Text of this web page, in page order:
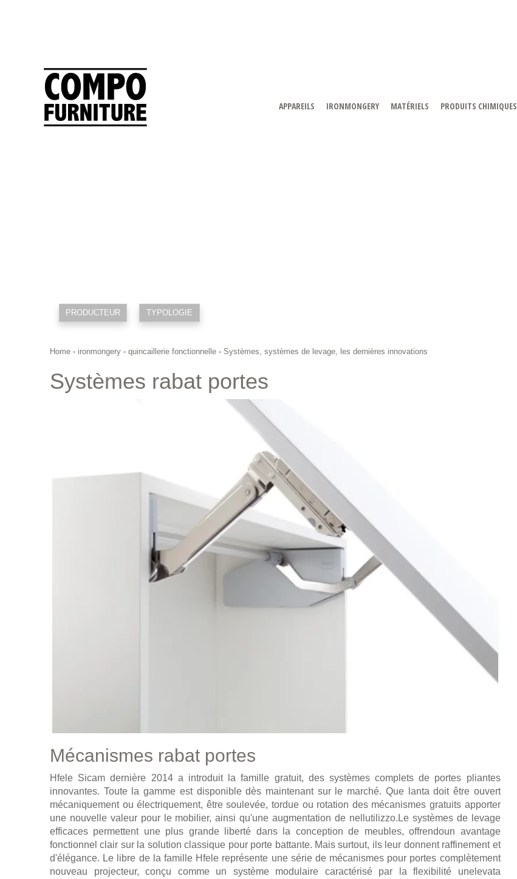
APPAREILS IRONMONGERY MATÉRIELS PRODUITS CHIMIQUES
PRODUCTEUR TYPOLOGIE
Home - ironmongery - quincaillerie fonctionnelle - Systèmes, systèmes de levage, les dernières innovations
Systèmes rabat portes
Mécanismes rabat portes
Hfele Sicam dernière 2014 a introduit la famille gratuit, des systèmes complets de portes pliantes
innovantes. Toute la gamme est disponible dès maintenant sur le marché. Que lanta doit être ouvert
mécaniquement ou électriquement, être soulevée, tordue ou rotation des mécanismes gratuits apporter
une nouvelle valeur pour le mobilier, ainsi qu'une augmentation de nellutilizzo.Le systèmes de levage
efficaces permettent une plus grande liberté dans la conception de meubles, offrendoun avantage
fonctionnel clair sur la solution classique pour porte battante. Mais surtout, ils leur donnent raffinement et
d'élégance. Le libre de la famille Hfele représente une série de mécanismes pour portes complètement
nouveau projecteur, conçu comme un système modulaire caractérisé par la flexibilité unelevata